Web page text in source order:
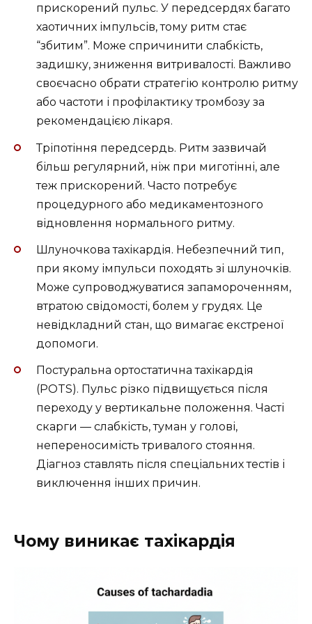
прискорений пульс. У передсердях багато
хаотичних імпульсів, тому ритм стає
“збитим”. Може спричинити слабкість,
задишку, зниження витривалості. Важливо
своєчасно обрати стратегію контролю ритму
або частоти і профілактику тромбозу за
рекомендацією лікаря.
Тріпотіння передсердь. Ритм зазвичай
більш регулярний, ніж при миготінні, але
теж прискорений. Часто потребує
процедурного або медикаментозного
відновлення нормального ритму.
Шлуночкова тахікардія. Небезпечний тип,
при якому імпульси походять зі шлуночків.
Може супроводжуватися запамороченням,
втратою свідомості, болем у грудях. Це
невідкладний стан, що вимагає екстреної
допомоги.
Постуральна ортостатична тахікардія
(POTS). Пульс різко підвищується після
переходу у вертикальне положення. Часті
скарги — слабкість, туман у голові,
непереносимість тривалого стояння.
Діагноз ставлять після спеціальних тестів і
виключення інших причин.
Чому виникає тахікардія